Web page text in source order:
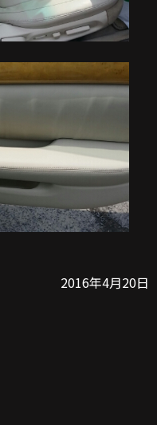
2016年4月20日